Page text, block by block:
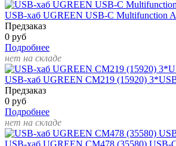
USB-хаб UGREEN USB-C Multifunction
Предзаказ
0 руб
Подробнее
нет на складе
USB-хаб UGREEN CM219 (15920)
Предзаказ
0 руб
Подробнее
нет на складе